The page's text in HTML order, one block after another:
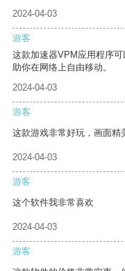
2024-04-03
游客
这款加速器VPM应用程序
助你在网络上自由移动。
2024-04-03
游客
这款游戏非常好玩，画面精
2024-04-03
游客
这个软件我非常喜欢
2024-04-03
游客